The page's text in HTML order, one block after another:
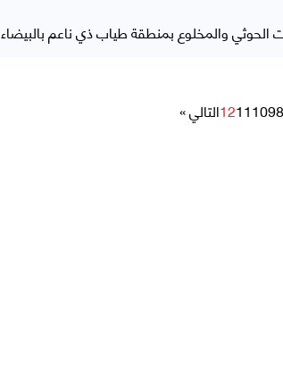
والمخلوع بمنطقة طياب ذي ناعم بالبيضاء
9
10
11
12التالي »